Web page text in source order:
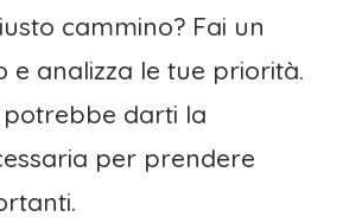
cammino? Fai un
e analizza le tue priorità.
potrebbe darti la
per prendere